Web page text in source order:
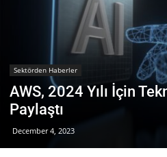
Sektörden Haberler
AWS, 2024 Yılı İçin
Paylaştı
December 4, 2023